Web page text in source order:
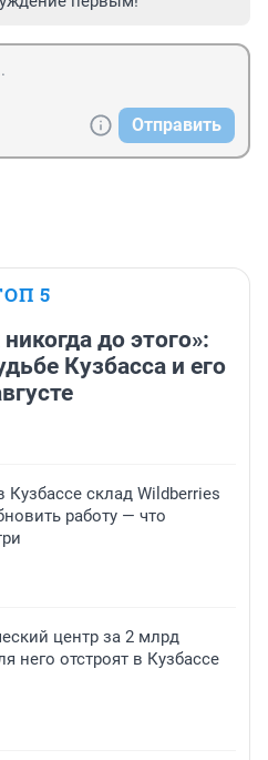
Отправить
5
до этого»:
Кузбасса и его
склад Wildberries
работу — что
центр за 2 млрд
него отстроят в Кузбассе